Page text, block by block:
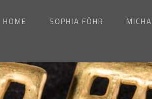
HOME SOPHIA FÖHR